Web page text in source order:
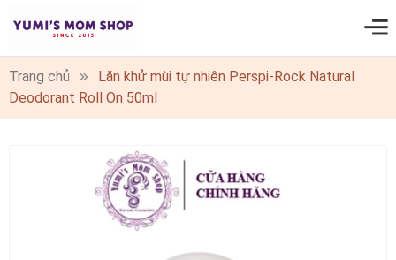
0
Trang chủ
Lăn khử mùi tự nhiên Perspi-Rock Natural
Deodorant Roll On 50ml